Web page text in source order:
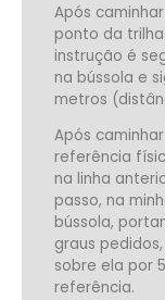
Após
ponto da
instrução é
na bússola e
metros
Após
referência
na linha
passo, na
bússola,
graus
sobre ela por
referência.